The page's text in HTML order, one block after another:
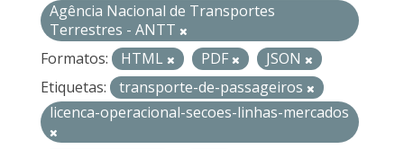
Agência Nacional de Transportes
Terrestres - ANTT
Formatos:
HTML PDF
JSON
Etiquetas:
transporte-de-passageiros
licenca-operacional-secoes-linhas-mercados